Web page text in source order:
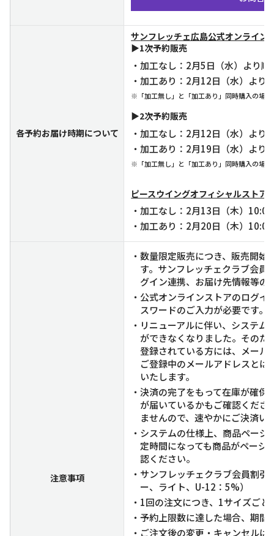
各予約お届け時期について
サンフレッチェ広島公式オンライン
▶1次予約販売
・加工なし：2月5日（水）より
・加工あり：2月12日（水）より
※「加工無し」と「加工あり」同時購入の場
▶2次予約販売
・加工なし：2月12日（水）より
・加工あり：2月19日（水）より
※「加工無し」と「加工あり」同時購入の場
ピースウイングオフィシャルストア
・加工なし：2月13日（木）
・加工あり：2月20日（木）
注意事項
・数量限定販売につき、販売開
す。サンフレッチェクラブ会員
グイン連携、お届け先情報等の
・公式オンラインストアのログ
スワードのご入力が必要です。
・リニューアルに伴い、システ
ができなくなりました。その
登録されている方には、メール
ご登録中のメールアドレスと
いたします。
・決済の完了をもって在庫が確
が届いているかもご確認くだ
ませんので、速やかにご決済い
・システムの仕様上、商品ペー
定時間になっても商品がページ
認ください。
・サンフレッチェクラブ会員割
ー、ライト、U-12：5%）
・1回の注文につき、1サイズご
・予約上限数に達した場合、期
・ご注文後の変更・キャンセル